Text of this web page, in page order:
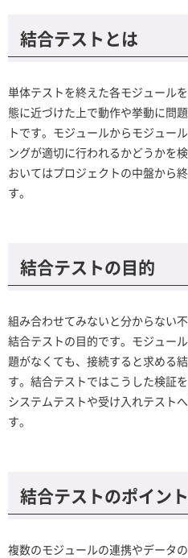
結合テストとは
単体テストを終えた各モジュール
態に近づけた上で動作や挙動に問
トです。モジュールからモジュー
ングが適切に行われるかどうかを
おいてはプロジェクトの中盤から
す。
結合テストの目的
組み合わせてみないと分からない
結合テストの目的です。モジュー
題がなくても、接続すると求める
す。結合テストではこうした検証
システムテストや受け入れテスト
す。
結合テストのポイン
複数のモジュールの連携やデータ